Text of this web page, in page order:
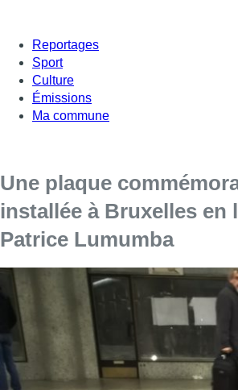
Reportages
Sport
Culture
Émissions
Ma commune
Une plaque
installée à Bruxelles en
Patrice Lumumba